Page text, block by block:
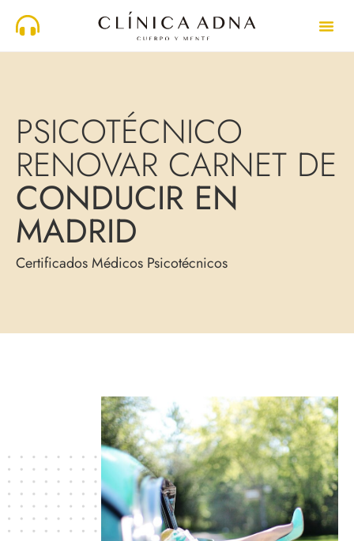
PSICOTÉCNICO
RENOVAR CARNET DE
CONDUCIR EN
MADRID
Certificados Médicos Psicotécnicos